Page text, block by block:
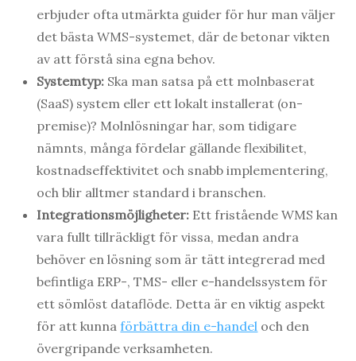
erbjuder ofta utmärkta guider för hur man väljer
det bästa WMS-systemet, där de betonar vikten
av att förstå sina egna behov.
Systemtyp: Ska man satsa på ett molnbaserat
(SaaS) system eller ett lokalt installerat (on-
premise)? Molnlösningar har, som tidigare
nämnts, många fördelar gällande flexibilitet,
kostnadseffektivitet och snabb implementering,
och blir alltmer standard i branschen.
Integrationsmöjligheter: Ett fristående WMS kan
vara fullt tillräckligt för vissa, medan andra
behöver en lösning som är tätt integrerad med
befintliga ERP-, TMS- eller e-handelssystem för
ett sömlöst dataflöde. Detta är en viktig aspekt
för att kunnaförbättra din e-handel och den
övergripande verksamheten.